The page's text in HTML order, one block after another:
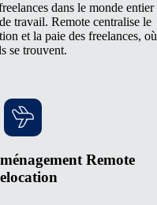
dans le monde entier
travail. Remote centralise le
et la paie des freelances, où
se trouvent.
Remote